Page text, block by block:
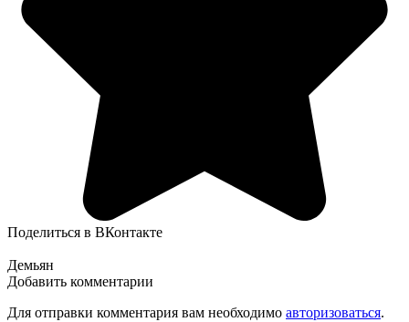
Поделиться в ВКонтакте
Демьян
Добавить комментарии
Для отправки комментария вам необходимо авторизоваться.